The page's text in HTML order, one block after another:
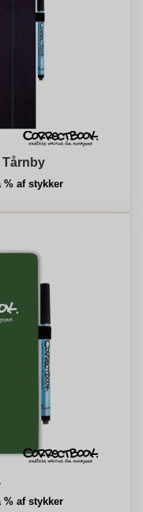
Tårnby
% af stykker
% af stykker